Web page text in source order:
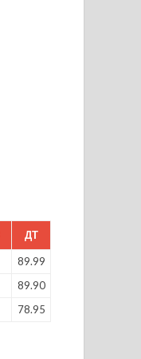
ДТ
89.99
89.90
78.95